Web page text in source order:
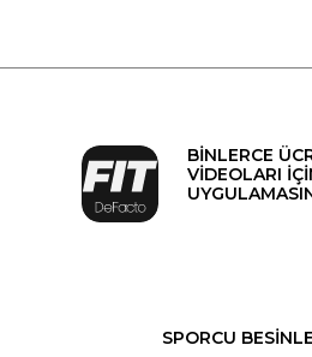
BİNLERCE
VİDEOLARI
SPORCU